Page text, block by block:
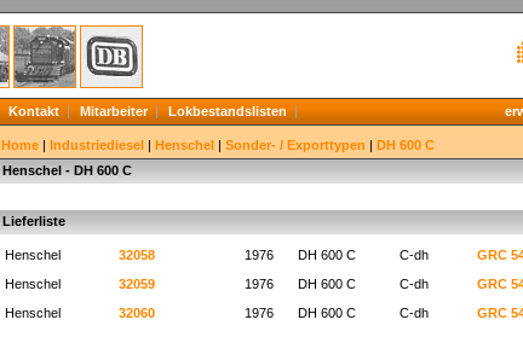
Kontakt Mitarbeiter Lokbestandslisten
Home | Industriediesel | Henschel | Sonder- / Exporttypen | DH 600 C
Henschel - DH 600 C
Lieferliste
Henschel 32058 1976 DH 600 C C-dh
GRC
Henschel
32059 1976 DH 600 C C-dh
GRC
Henschel
32060 1976 DH 600 C C-dh
GRC